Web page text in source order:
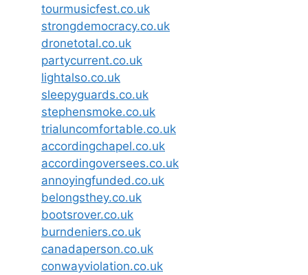
tourmusicfest.co.uk
strongdemocracy.co.uk
dronetotal.co.uk
partycurrent.co.uk
lightalso.co.uk
sleepyguards.co.uk
stephensmoke.co.uk
trialuncomfortable.co.uk
accordingchapel.co.uk
accordingoversees.co.uk
annoyingfunded.co.uk
belongsthey.co.uk
bootsrover.co.uk
burndeniers.co.uk
canadaperson.co.uk
conwayviolation.co.uk